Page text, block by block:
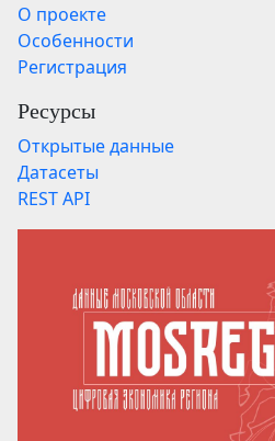
О проекте
Особенности
Регистрация
Ресурсы
Открытые данные
Датасеты
REST API